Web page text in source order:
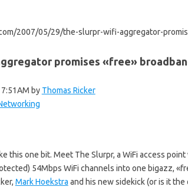
2007/05/29/the-slurpr-wifi-aggregator-
promises «free»
by Thomas Ricker
this one bit. Meet The Slurpr, a WiFi access
54Mbps WiFi channels into one bigazz,
Mark Hoekstra and his new sidekick (or is it